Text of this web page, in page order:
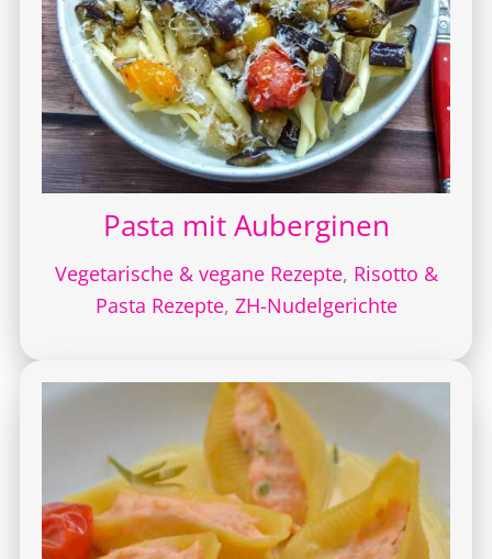
Pasta mit Auberginen
Vegetarische & vegane Rezepte, Risotto &
Pasta Rezepte, ZH-Nudelgerichte